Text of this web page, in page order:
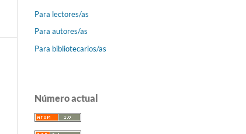
Para lectores/as
Para autores/as
Para bibliotecarios/as
Número actual